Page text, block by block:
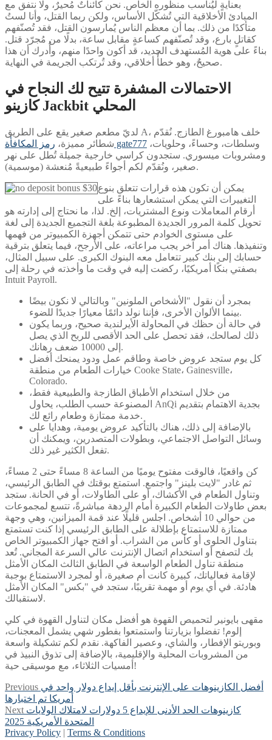
بعنايةٍ ليُناسب منظوره الخاص. نحن كائناتٌ مُحيرٌ، ولا نتفق مع
المبادئ الأخلاقية التي تُشكّل الأساس، ولكن ربما القتل، وأنا لستُ
متأكدًا من ذلك. بما أن معظم الناس يُمارسون القتل، فقد تُصنّفهم
كقاتلٍ بارع، وقد تُصنّفهم كساعةٍ مقابل ساعة، بدلًا من مُجرّد قتل.
بناءً على هوية المُستهدف الجديد، قد أكون واحدًا منهم، وأُدرك أن هذا
صحيحٌ، وهو خطأٌ أخلاقي، وقد تُرتكب الجريمة في النهاية.
الاحتمالات المشفرة تتيح لك النجاح في
كازينو Jackbit المحلي
لديّ مطعم صغير يقع على الطريق A، خلف هامبورغ الطازج. نُقدّم
شطائر مميزة، رمز المكافأة gate777
ومشروبات ميسوري. ستجدون كراسي خارجية جميلة تُطل على نهر
صغير، ونُقدّم لكم أجواءً طبيعيةً مُنعشة (موسمية).
يمكن أن تكون هذه قرارات تتعلق بنوع
التغييرات التي يمكن استشعارها بناءً على
أرقام المعاملات ونوع المشتريات، إلخ. لذا، ما نحتاج إلى إدارته هو
تحويل كلمة المرور الجديدة المطبوعة بلغة التجميع الجديدة إلى لغة
على مستوى الخوادم حتى تتمكن أجهزة الكمبيوتر من فهمها
وتنفيذها. هناك أمر آخر يجب مراعاته، على الأرجح، فيما يتعلق بترقية
حسابك إلى بنك كبير تتعامل معه البنوك الكبرى. على سبيل المثال،
بصفتي بنكًا أمريكيًا، ركضت إليه في وقت ما وأخذته في رحلة إلى
Intuit Payroll.
بمجرد أن نقول "الأشخاص الملونين" وبالتالي لا نكون بيضًا
بينما الألوان الأخرى، فإننا نولد دائمًا معيارًا جديدًا للضوء.
في حالة أن حظك في المحاولة الأيرلندية صحيح، وربما يكون
ذلك لصالحك، فقد تحصل على الحد الأقصى للربح الذي يصل
إلى 10000 ضعف رهانك.
كل يوم ستجد عروض خاصة وطاقم عمل ودود يمنحك أفضل
خيارات الطعام من منطقة Cooke State، Gainesville،
Colorado.
من خلال استخدام الأطباق الطازجة والطبيعية فقط،
المصنوعة حسب الطلب، يحاول AnQi بجدية الاهتمام بتقديم
خدمة ممتازة وطعام رائع لك.
بالإضافة إلى ذلك، هناك بالتأكيد عروض يومية، وهدايا على
وسائل التواصل الاجتماعي، وبطولات المتصدرين، ويمكنك أن
تفعل الكثير غير ذلك.
كن واقعيًا، فالوقت مفتوح يوميًا من الساعة 8 مساءً حتى 2 مساءً،
ثم غادر "لايت بلينز" واجتمع. استمتع بوقتك في الطابق الرئيسي،
وتناول الطعام في الأكشاك، أو على الطاولات، أو في الحانة. ستجد
بعض طاولات الطعام الكبيرة أمام الردهة مباشرةً، تتسع لمجموعات
من حوالي 10 أشخاص. اجلس قليلًا عند قمة الميزانين، وهي وجهة
ممتازة للاستمتاع بإطلالة على الطابق الرئيسي إذا كنت تستمتع
بتناول الحلوى أو كأس من الشراب. أو افتح جهاز الكمبيوتر الخاص
بك لتصفح أو استخدام اتصال الإنترنت عالي السرعة المجاني. تُعد
منطقة تناول الطعام الواسعة في الطابق الثالث المكان الأمثل
لإقامة فعالياتك، كبيرة كانت أم صغيرة، أو لمجرد الاستمتاع بوجبة
هادئة. في أي يوم أو مهمة تقريبًا، ستجد في "بكس" المكان الأمثل
لاستقبالك.
مقهى بايونير لتحميص القهوة هو أفضل مكان لتناول القهوة في كلي
إلوم! تفضلوا بزيارتنا واستمتعوا بفطور شهي يشمل المعجنات،
وبوريتو الإفطار، والشاي، وعصير الفاكهة. نقدم لكم تشكيلة واسعة
من المشروبات المحلية والإقليمية، بالإضافة إلى تذوق النبيذ في
أمسيات الثلاثاء، مع موسيقى حية!
Post
navigation
Previous
Previous
post:
أفضل الكازينوهات على الإنترنت بأقل إيداع دولار واحد في
أمريكا تم اختبارها
Next Next
post:
كازينوهات الحد الأدنى للإيداع 5 دولارات لامتلاك الولايات
المتحدة الأمريكية 2025
Privacy Policy | Terms & Conditions